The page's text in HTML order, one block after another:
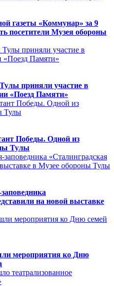
газеты «Коммунар» за 9
посетители Музея обороны
приняли участие в
«Поезд Памяти»
Победы. Одной из
Тулы
на новой выставке
мероприятия ко Дню